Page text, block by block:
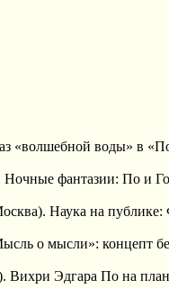
воды» в
фантазии: По и
Наука на публике:
о мысли»: концепт
Эдгара По на